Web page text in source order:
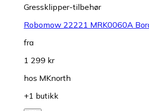
Gressklipper-tilbehør
Robomow 22221 MRK0060A
fra
1 299 kr
hos MKnorth
+1 butikk